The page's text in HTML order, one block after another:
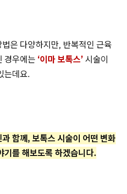
은 다양하지만, 반복적인 근육
경우에는 ‘이마 보톡스’ 시술이
는데요.
함께, 보톡스 시술이 어떤 변화
기를 해보도록 하겠습니다.